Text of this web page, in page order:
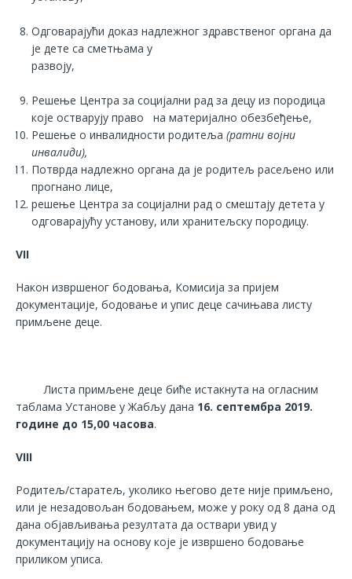
Одговарајући доказ надлежног здравственог органа да
је дете са сметњама у
развоју,
Решење Центра за социјални рад за децу из породица
које остварују право на материјално обезбеђење,
Решење о инвалидности родитеља (ратни војни
инвалиди),
Потврда надлежно органа да је родитељ расељено или
прогнано лице,
решење Центра за социјални рад о смештају детета у
одговарајућу установу, или хранитељску породицу.
VII
Након извршеног бодовања, Комисија за пријем
документације, бодовање и упис деце сачињава листу
примљене деце.
Листа примљене деце биће истакнута на огласним
таблама Установе у Жабљу дана 16. септембра 2019.
године до 15,00 часова.
VIII
Родитељ/старатељ, уколико његово дете није примљено,
или је незадовољан бодовањем, може у року од 8 дана од
дана објављивања резултата да оствари увид у
документацију на основу које је извршено бодовање
приликом уписа.